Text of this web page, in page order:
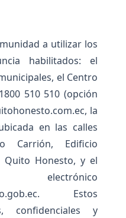
a utilizar los
habilitados: el
el Centro
510 510 (opción
la
en las calles
Carrión, Edificio
Quito Honesto, y el
Estos
confidenciales y